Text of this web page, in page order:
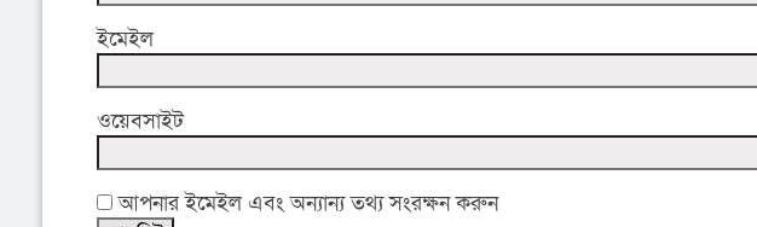
ইমেইল
ওয়েবসাইট
আপনার ইমেইল এবং অন্যান্য তথ্য সংরক্ষন করুন